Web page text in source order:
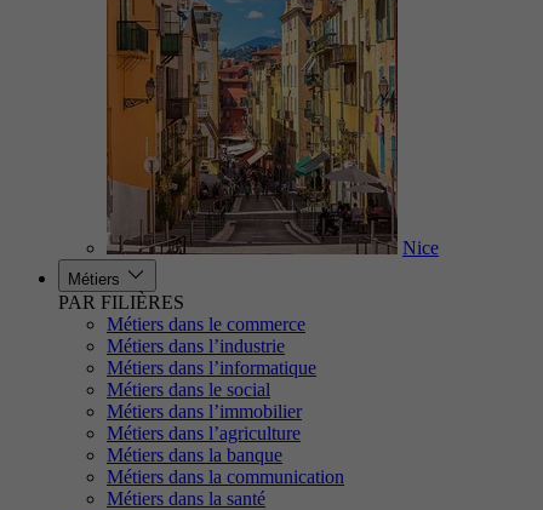
Nice
Métiers
PAR FILIÈRES
Métiers dans le commerce
Métiers dans l’industrie
Métiers dans l’informatique
Métiers dans le social
Métiers dans l’immobilier
Métiers dans l’agriculture
Métiers dans la banque
Métiers dans la communication
Métiers dans la santé